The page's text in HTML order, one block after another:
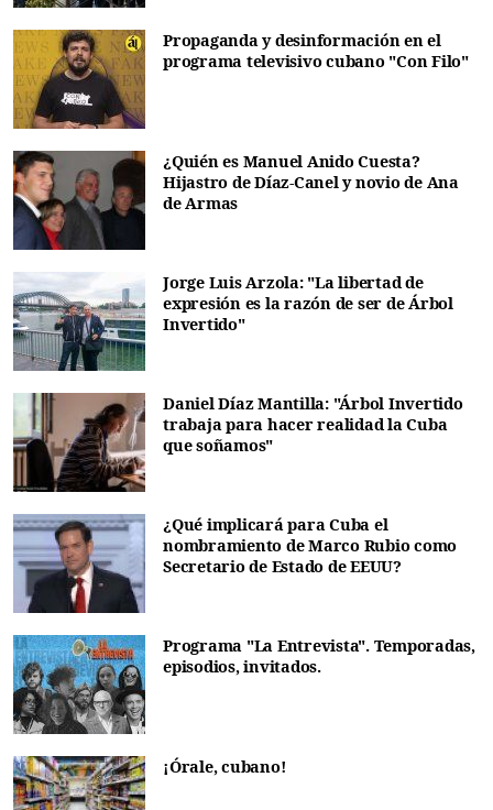
Propaganda y desinformación en el
programa televisivo cubano "Con Filo"
¿Quién es Manuel Anido Cuesta?
Hijastro de Díaz-Canel y novio de Ana
de Armas
Jorge Luis Arzola: "La libertad de
expresión es la razón de ser de Árbol
Invertido"
Daniel Díaz Mantilla: "Árbol Invertido
trabaja para hacer realidad la Cuba
que soñamos"
¿Qué implicará para Cuba el
nombramiento de Marco Rubio como
Secretario de Estado de EEUU?
Programa "La Entrevista". Temporadas,
episodios, invitados.
¡Órale, cubano!